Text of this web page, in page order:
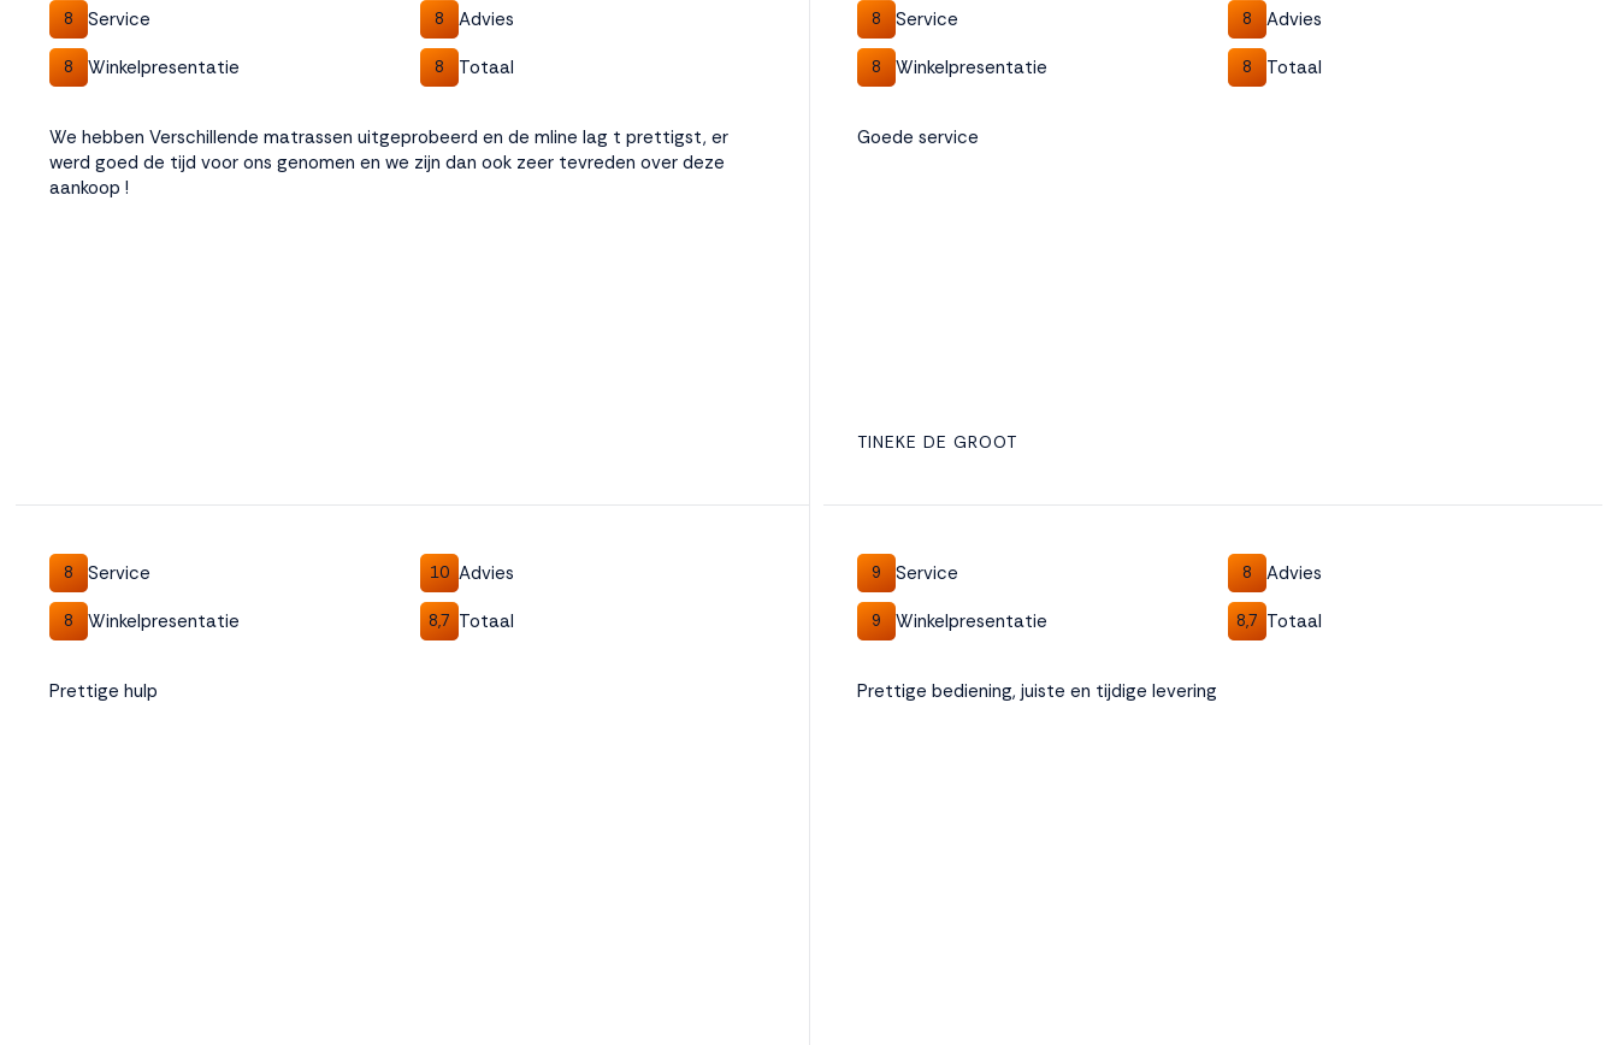
8 Service 8 Advies
8 Winkelpresentatie 8 Totaal
We hebben Verschillende matrassen uitgeprobeerd en de mline lag t prettigst, er
werd goed de tijd voor ons genomen en we zijn dan ook zeer tevreden over deze
aankoop !
8 Service 8 Advies
8 Winkelpresentatie 8 Totaal
Goede service
TINEKE DE GROOT
8 Service 10 Advies
8 Winkelpresentatie 8,7 Totaal
Prettige hulp
9 Service 8 Advies
9 Winkelpresentatie 8,7 Totaal
Prettige bediening, juiste en tijdige levering